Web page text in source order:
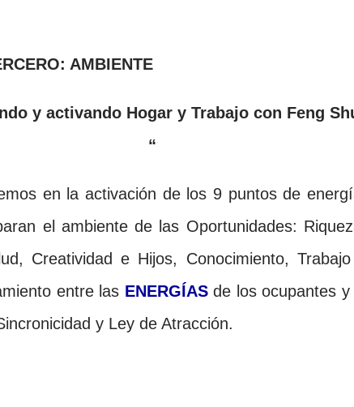
AMBIENTE
y activando Hogar y Trabajo con Feng
“
os en la activación de los 9 puntos de
el ambiente de las Oportunidades:
Creatividad e Hijos, Conocimiento,
entre las ENERGÍASde los ocupantes y
y Ley de Atracción.